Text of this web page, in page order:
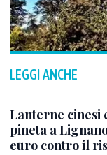
LEGGI ANCHE
Lanterne cinesi
pineta a
euro contro il